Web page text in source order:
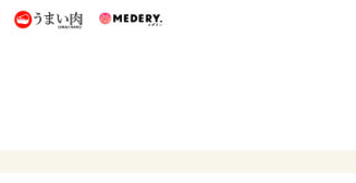
うまいパン うまい肉